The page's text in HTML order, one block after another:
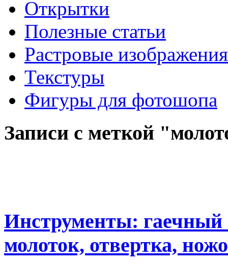
Открытки
Полезные статьи
Растровые изображения
Текстуры
Фигуры для фотошопа
Записи с меткой
Инструменты:
молоток, отвертка,